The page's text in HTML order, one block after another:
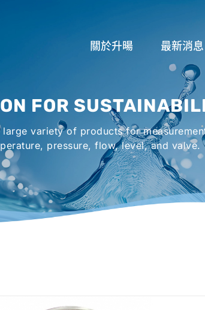
關於升暘
所在地
全球代理商
最新消息
FOR
variety of products for
pressure, flow, level, and valve.